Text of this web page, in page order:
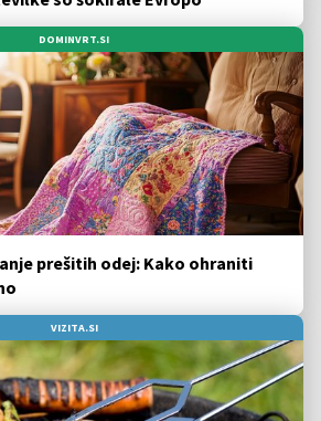
DOMINVRT.SI
prešitih odej: Kako ohraniti
VIZITA.SI